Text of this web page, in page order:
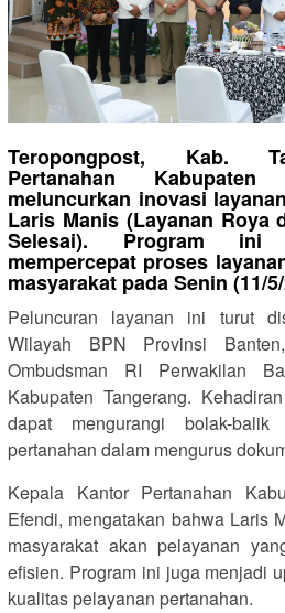
Teropongpost, Kab.
Pertanahan
meluncurkan inovasi
Laris Manis (Layanan Roya
Selesai). Program ini
mempercepat proses
masyarakat pada Senin (11/
Peluncuran layanan ini turut
Wilayah BPN Provinsi
Ombudsman RI Perwakilan
Kabupaten Tangerang.
dapat mengurangi bolak-
pertanahan dalam mengurus
Kepala Kantor Pertanahan
Efendi, mengatakan bahwa Laris
masyarakat akan pelayanan
efisien. Program ini juga menjadi
kualitas pelayanan pertanahan.